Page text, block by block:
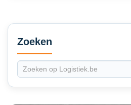
Secondary
Sidebar
Zoeken